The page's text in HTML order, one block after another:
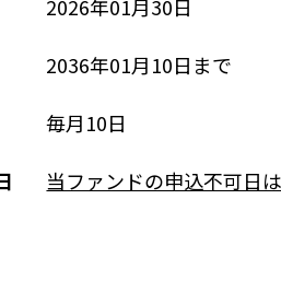
2026年01月30日
2036年01月10日まで
毎月10日
当ファンドの申込不可日